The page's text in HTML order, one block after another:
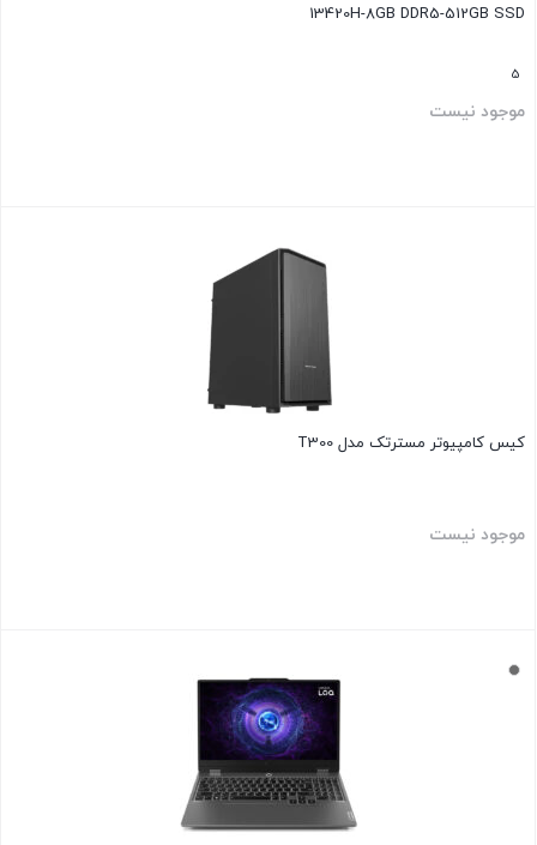
13420H-8GB DDR5-512GB SSD
5
موجود نیست
کیس کامپیوتر مسترتک مدل T300
موجود نیست